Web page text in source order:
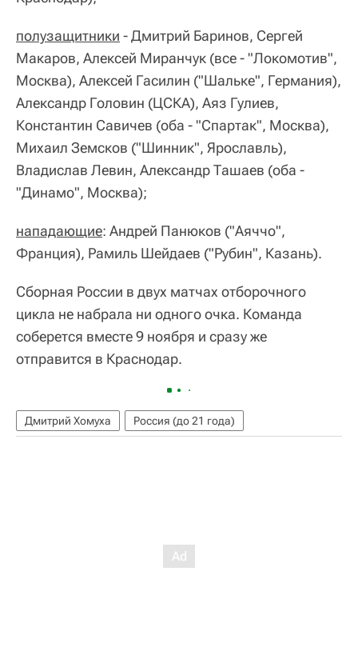
полузащитники - Дмитрий Баринов, Сергей
Макаров, Алексей Миранчук (все - "Локомотив",
Москва), Алексей Гасилин ("Шальке", Германия),
Александр Головин (ЦСКА), Аяз Гулиев,
Константин Савичев (оба - "Спартак", Москва),
Михаил Земсков ("Шинник", Ярославль),
Владислав Левин, Александр Ташаев (оба -
"Динамо", Москва);
нападающие: Андрей Панюков ("Аяччо",
Франция), Рамиль Шейдаев ("Рубин", Казань).
Сборная России в двух матчах отборочного
цикла не набрала ни одного очка. Команда
соберется вместе 9 ноября и сразу же
отправится в Краснодар.
Дмитрий Хомуха Россия (до 21 года)